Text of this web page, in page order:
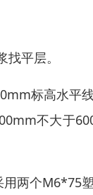
平层。
标高水平
不大于
两个M6*75